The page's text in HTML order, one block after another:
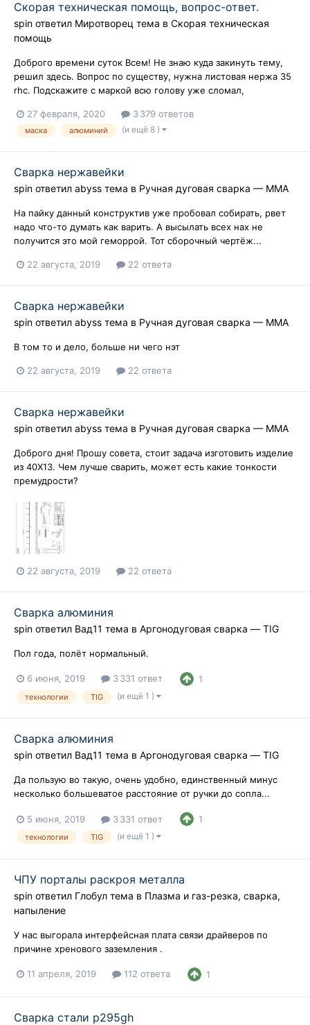
Скорая техническая помощь, вопрос-ответ.
spin ответил Миротворец тема в Скорая техническая
помощь
Доброго времени суток Всем! Не знаю куда закинуть тему,
решил здесь. Вопрос по существу, нужна листовая нержа 35
rhc. Подскажите с маркой всю голову уже сломал,
27 февраля, 2020 3 379 ответов
маска алюминий (и ещё 8 )
Сварка нержавейки
spin ответил abyss тема в Ручная дуговая сварка — ММA
На пайку данный конструктив уже пробовал собирать, рвет
надо что-то думать как варить. А высылать всех нах не
получится это мой геморрой. Тот сборочный чертёж...
22 августа, 2019 22 ответа
Сварка нержавейки
spin ответил abyss тема в Ручная дуговая сварка — ММA
В том то и дело, больше ни чего нэт
22 августа, 2019 22 ответа
Сварка нержавейки
spin ответил abyss тема в Ручная дуговая сварка — ММA
Доброго дня! Прошу совета, стоит задача изготовить изделие
из 40Х13. Чем лучше сварить, может есть какие тонкости
премудрости?
22 августа, 2019 22 ответа
Сварка алюминия
spin ответил Вад11 тема в Аргонодуговая сварка — TIG
Пол года, полёт нормальный.
6 июня, 2019 3 331 ответ 1
технологии TIG (и ещё 1 )
Сварка алюминия
spin ответил Вад11 тема в Аргонодуговая сварка — TIG
Да пользую во такую, очень удобно, единственный минус
несколько большеватое расстояние от ручки до сопла...
5 июня, 2019 3 331 ответ 1
технологии TIG (и ещё 1 )
ЧПУ порталы раскроя металла
spin ответил Глобул тема в Плазма и газ-резка, сварка,
напыление
У нас выгорала интерфейсная плата связи драйверов по
причине хренового заземления .
11 апреля, 2019 112 ответа 1
Сварка стали p295gh